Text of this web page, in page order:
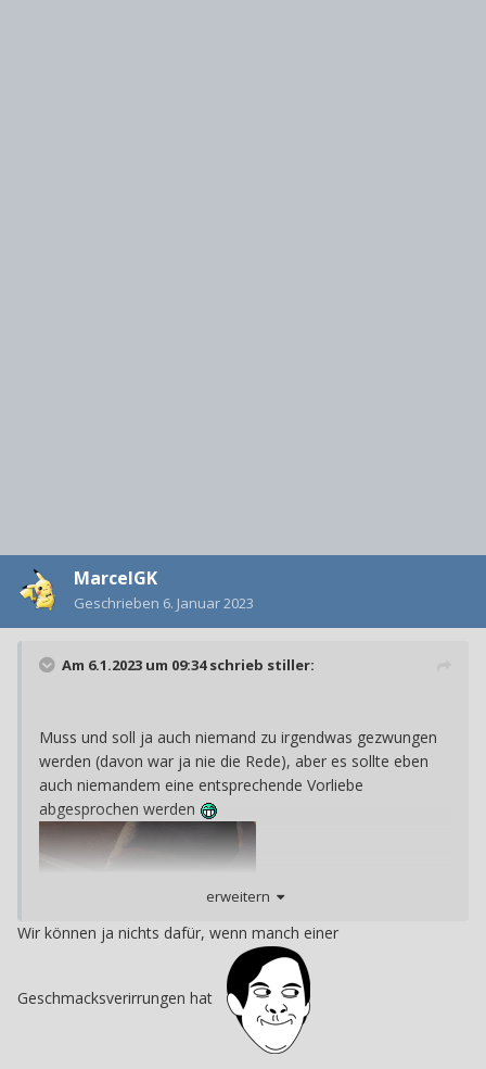
MarcelGK
Geschrieben 6. Januar 2023
Am 6.1.2023 um 09:34 schrieb stiller:
Muss und soll ja auch niemand zu irgendwas gezwungen
werden (davon war ja nie die Rede), aber es sollte eben
auch niemandem eine entsprechende Vorliebe
abgesprochen werden
erweitern
Wir können ja nichts dafür, wenn manch einer
Geschmacksverirrungen hat